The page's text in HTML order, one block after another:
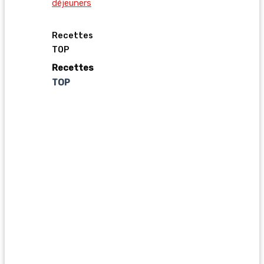
déjeuners
Recettes
TOP
Recettes
TOP